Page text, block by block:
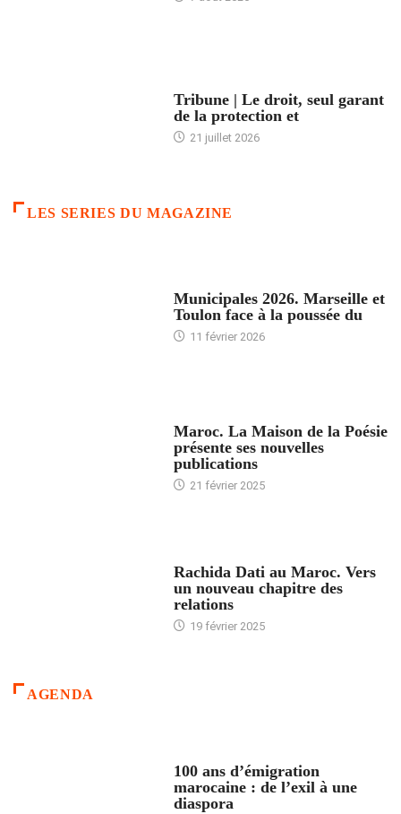
Tribune | Le droit, seul garant
de la protection et
21 juillet 2026
LES SERIES DU MAGAZINE
Municipales 2026. Marseille et
Toulon face à la poussée du
11 février 2026
Maroc. La Maison de la Poésie
présente ses nouvelles
publications
21 février 2025
Rachida Dati au Maroc. Vers
un nouveau chapitre des
relations
19 février 2025
AGENDA
100 ans d’émigration
marocaine : de l’exil à une
diaspora